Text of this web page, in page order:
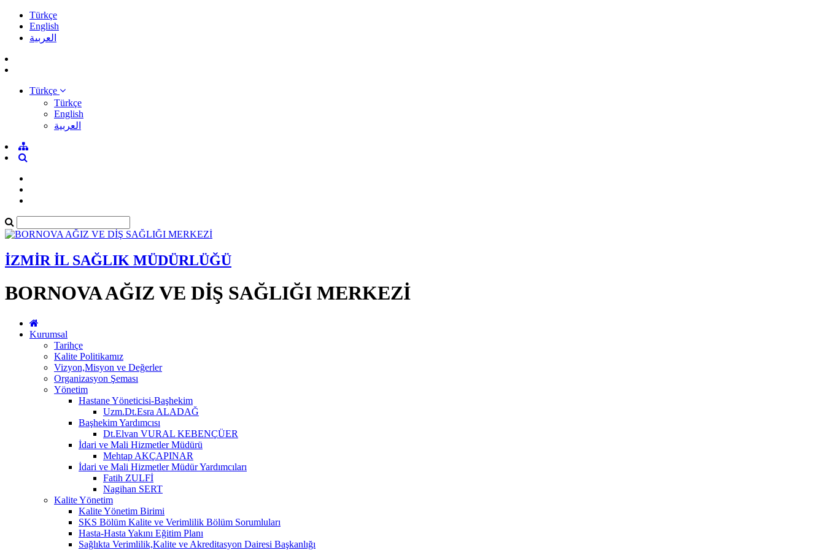
Türkçe
English
العربية
Türkçe
Türkçe
English
العربية
İZMİR İL SAĞLIK MÜDÜRLÜĞÜ
BORNOVA AĞIZ VE DİŞ SAĞLIĞI MERKEZİ
Kurumsal
Tarihçe
Kalite Politikamız
Vizyon,Misyon ve Değerler
Organizasyon Şeması
Yönetim
Hastane Yöneticisi-Başhekim
Uzm.Dt.Esra ALADAĞ
Başhekim Yardımcısı
Dt.Elvan VURAL KEBENÇÜER
İdari ve Mali Hizmetler Müdürü
Mehtap AKÇAPINAR
İdari ve Mali Hizmetler Müdür Yardımcıları
Fatih ZULFİ
Nagihan SERT
Kalite Yönetim
Kalite Yönetim Birimi
SKS Bölüm Kalite ve Verimlilik Bölüm Sorumluları
Hasta-Hasta Yakını Eğitim Planı
Sağlıkta Verimlilik,Kalite ve Akreditasyon Dairesi Başkanlığı